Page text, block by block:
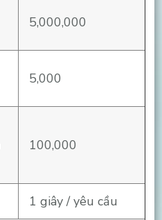
5,000,000
5,000
100,000
1 giây / yêu cầu